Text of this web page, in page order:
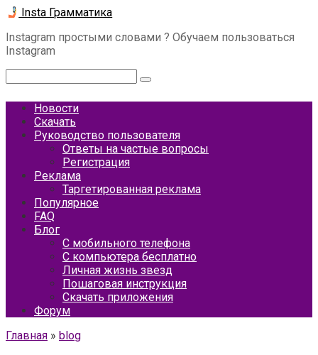
Перейти
контенту
Insta Грамматика
Instagram простыми словами ? Обучаем пользоваться
Instagram
Новости
Скачать
Руководство пользователя
Ответы на частые вопросы
Регистрация
Реклама
Таргетированная реклама
Популярное
FAQ
Блог
С мобильного телефона
С компьютера бесплатно
Личная жизнь звезд
Пошаговая инструкция
Скачать приложения
Форум
Главная » blog